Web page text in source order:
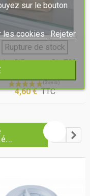
Rupture de stock
D'Epeautre Bio T80
4,60 € TTC
sur le bouton
les cookies Rejeter